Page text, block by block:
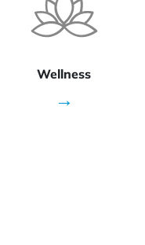
Wellness
→